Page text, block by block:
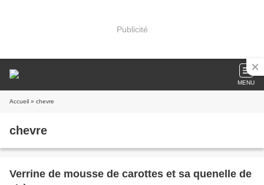
Publicité
MENU
Accueil » chevre
chevre
Verrine de mousse de carottes et sa quenelle de